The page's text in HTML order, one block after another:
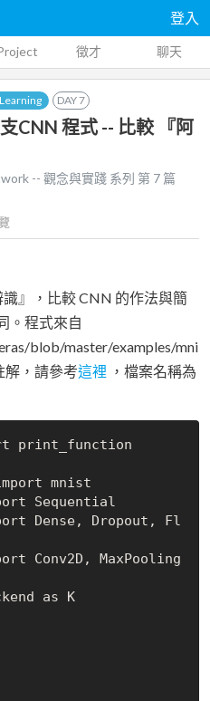
登入
徵才 聊天
DAY7
CNN 程式 -- 比較 『阿
-- 觀念與實踐 系列 第 7 篇
』，比較 CNN 的作法與簡
。程式來自
blob/master/examples/mni
解，請參考這裡 ，檔案名稱為
print_function
Dense, Dropout, Fl
Conv2D, MaxPooling
as K